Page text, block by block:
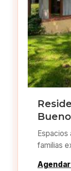
Espacios
familias